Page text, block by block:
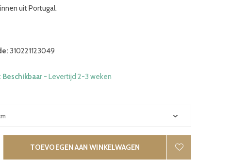
uit Portugal.
310221123049
Beschikbaar - Levertijd 2-3 weken
TOEVOEGEN AAN WINKELWAGEN